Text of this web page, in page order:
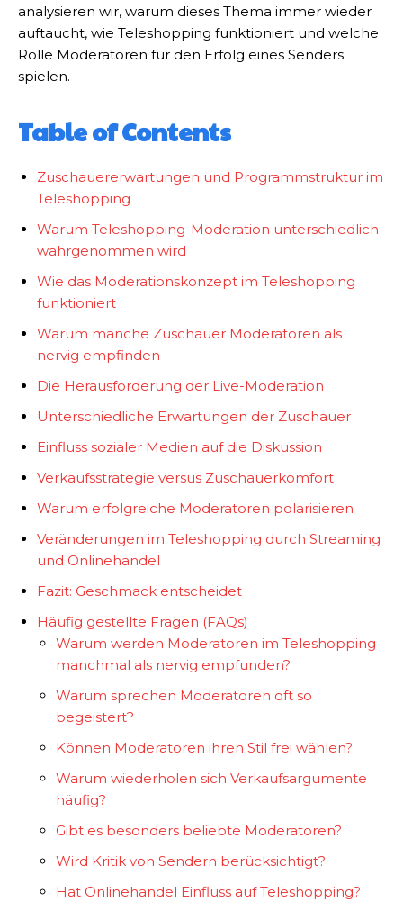
analysieren wir, warum dieses Thema immer wieder
auftaucht, wie Teleshopping funktioniert und welche
Rolle Moderatoren für den Erfolg eines Senders
spielen.
Table of Contents
Zuschauererwartungen und Programmstruktur im
Teleshopping
Warum Teleshopping-Moderation unterschiedlich
wahrgenommen wird
Wie das Moderationskonzept im Teleshopping
funktioniert
Warum manche Zuschauer Moderatoren als
nervig empfinden
Die Herausforderung der Live-Moderation
Unterschiedliche Erwartungen der Zuschauer
Einfluss sozialer Medien auf die Diskussion
Verkaufsstrategie versus Zuschauerkomfort
Warum erfolgreiche Moderatoren polarisieren
Veränderungen im Teleshopping durch Streaming
und Onlinehandel
Fazit: Geschmack entscheidet
Häufig gestellte Fragen (FAQs)
Warum werden Moderatoren im Teleshopping
manchmal als nervig empfunden?
Warum sprechen Moderatoren oft so
begeistert?
Können Moderatoren ihren Stil frei wählen?
Warum wiederholen sich Verkaufsargumente
häufig?
Gibt es besonders beliebte Moderatoren?
Wird Kritik von Sendern berücksichtigt?
Hat Onlinehandel Einfluss auf Teleshopping?